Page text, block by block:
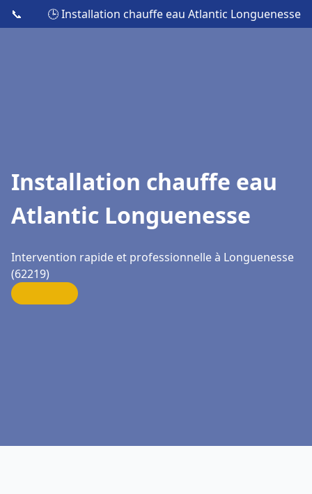
📞 🕒 Installation chauffe eau Atlantic Longuenesse
Installation chauffe eau
Atlantic Longuenesse
Intervention rapide et professionnelle à Longuenesse
(62219)